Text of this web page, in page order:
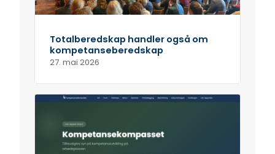
Totalberedskap handler også om
kompetanseberedskap
27. mai 2026